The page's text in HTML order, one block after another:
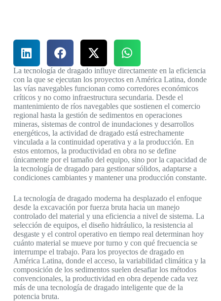
La tecnología de dragado influye directamente en la eficiencia
con la que se ejecutan los proyectos en América Latina, donde
las vías navegables funcionan como corredores económicos
críticos y no como infraestructura secundaria. Desde el
mantenimiento de ríos navegables que sostienen el comercio
regional hasta la gestión de sedimentos en operaciones
mineras, sistemas de control de inundaciones y desarrollos
energéticos, la actividad de dragado está estrechamente
vinculada a la continuidad operativa y a la producción. En
estos entornos, la productividad en obra no se define
únicamente por el tamaño del equipo, sino por la capacidad de
la tecnología de dragado para gestionar sólidos, adaptarse a
condiciones cambiantes y mantener una producción constante.
La tecnología de dragado moderna ha desplazado el enfoque
desde la excavación por fuerza bruta hacia un manejo
controlado del material y una eficiencia a nivel de sistema. La
selección de equipos, el diseño hidráulico, la resistencia al
desgaste y el control operativo en tiempo real determinan hoy
cuánto material se mueve por turno y con qué frecuencia se
interrumpe el trabajo. Para los proyectos de dragado en
América Latina, donde el acceso, la variabilidad climática y la
composición de los sedimentos suelen desafiar los métodos
convencionales, la productividad en obra depende cada vez
más de una tecnología de dragado inteligente que de la
potencia bruta.